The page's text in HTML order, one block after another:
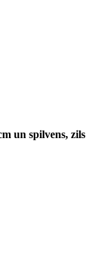
un spilvens, zils